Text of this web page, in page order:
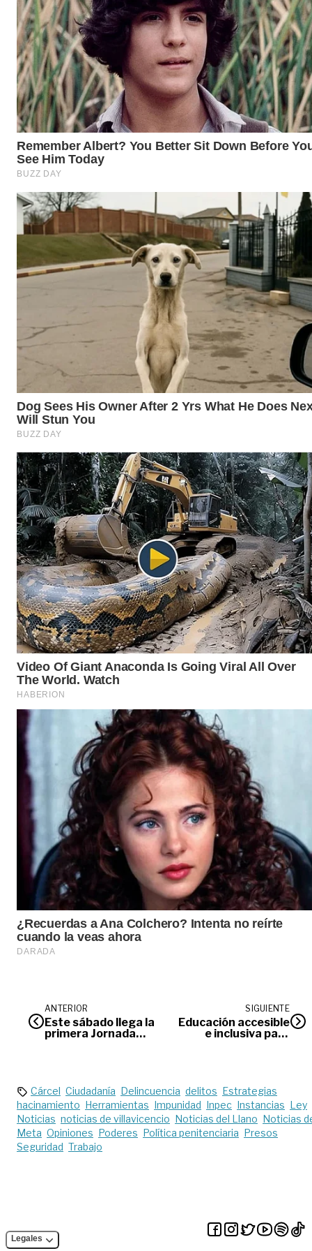
ANTERIOR
Este sábado llega la
primera Jornada
SIGUIENTE
Educación accesible
e inclusiva para
Cárcel Ciudadanía Delincuencia delitos Estrategias
hacinamiento Herramientas Impunidad Inpec Instancias Ley
Noticias noticias de villavicencio Noticias del Llano Noticias
Meta Opiniones Poderes Política penitenciaria Presos
Seguridad Trabajo
Legales